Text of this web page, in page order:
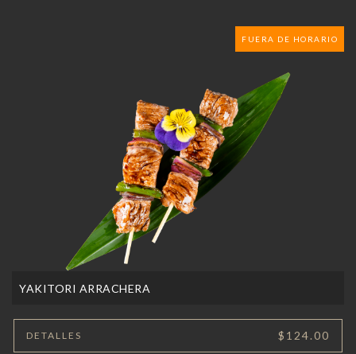
FUERA DE HORARIO
YAKITORI ARRACHERA
DETALLES $124.00